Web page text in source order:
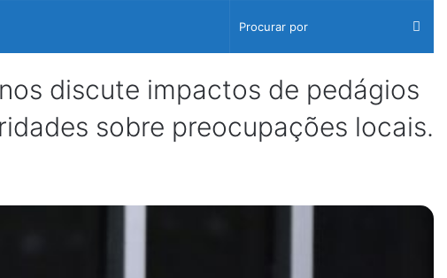
discute impactos de pedágios
sobre preocupações locais.